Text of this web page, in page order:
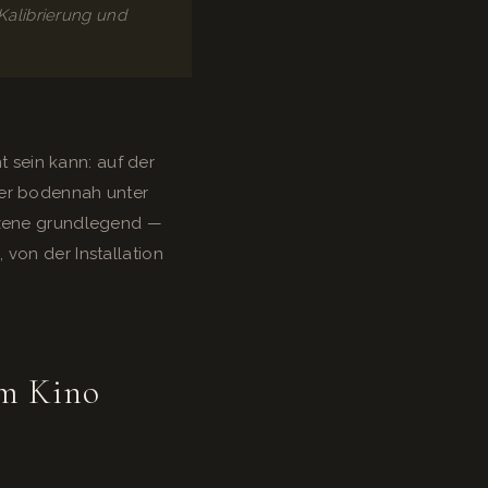
und
sein kann: auf der
bodennah unter
grundlegend —
von der Installation
Kino